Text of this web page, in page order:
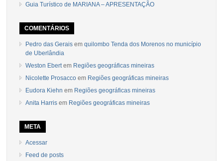
Guia Turístico de MARIANA – APRESENTAÇÃO
COMENTÁRIOS
Pedro das Gerais emquilombo Tenda dos Morenos no município
de Uberlândia
Weston Ebert em Regiões geográficas mineiras
Nicolette Prosacco em Regiões geográficas mineiras
Eudora Kiehn em Regiões geográficas mineiras
Anita Harris em Regiões geográficas mineiras
META
Acessar
Feed de posts